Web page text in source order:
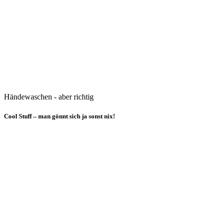
Händewaschen - aber richtig
Cool Stuff – man gönnt sich ja sonst nix!